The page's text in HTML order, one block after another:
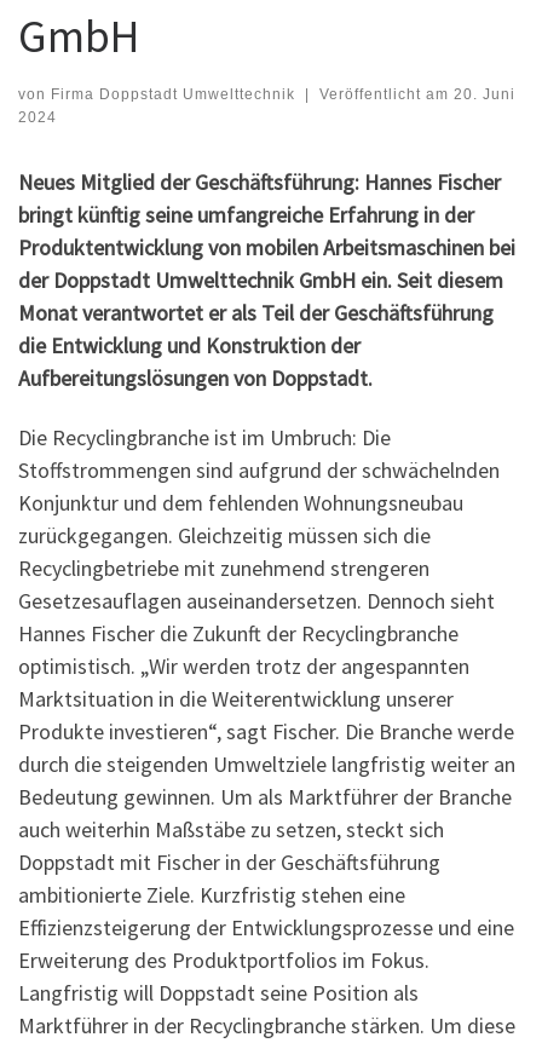
GmbH
von Firma Doppstadt Umwelttechnik Veröffentlicht am 20. Juni
2024
Neues Mitglied der Geschäftsführung: Hannes Fischer
bringt künftig seine umfangreiche Erfahrung in der
Produktentwicklung von mobilen Arbeitsmaschinen bei
der Doppstadt Umwelttechnik GmbH ein. Seit diesem
Monat verantwortet er als Teil der Geschäftsführung
die Entwicklung und Konstruktion der
Aufbereitungslösungen von Doppstadt.
Die Recyclingbranche ist im Umbruch: Die
Stoffstrommengen sind aufgrund der schwächelnden
Konjunktur und dem fehlenden Wohnungsneubau
zurückgegangen. Gleichzeitig müssen sich die
Recyclingbetriebe mit zunehmend strengeren
Gesetzesauflagen auseinandersetzen. Dennoch sieht
Hannes Fischer die Zukunft der Recyclingbranche
optimistisch. „Wir werden trotz der angespannten
Marktsituation in die Weiterentwicklung unserer
Produkte investieren“, sagt Fischer. Die Branche werde
durch die steigenden Umweltziele langfristig weiter an
Bedeutung gewinnen. Um als Marktführer der Branche
auch weiterhin Maßstäbe zu setzen, steckt sich
Doppstadt mit Fischer in der Geschäftsführung
ambitionierte Ziele. Kurzfristig stehen eine
Effizienzsteigerung der Entwicklungsprozesse und eine
Erweiterung des Produktportfolios im Fokus.
Langfristig will Doppstadt seine Position als
Marktführer in der Recyclingbranche stärken. Um diese